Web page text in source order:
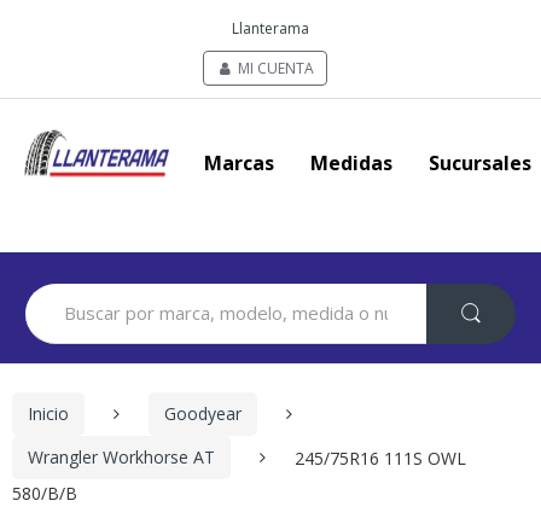
Llanterama
MI CUENTA
Marcas Medidas Sucursales
Search
for:
Inicio
Goodyear
Wrangler Workhorse AT
245/75R16 111S OWL
580/B/B